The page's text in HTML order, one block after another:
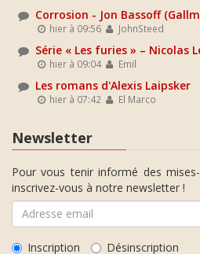
Corrosion - Jon Bassoff
hier à 09:56 JohnSteed
Série « Les furies » – Nicolas
hier à 09:04 Emil
Les romans d'Alexis Laipsker
hier à 07:42 El Marco
Newsletter
Pour vous tenir informé des
inscrivez-vous à notre newsletter !
Inscription Désinscription